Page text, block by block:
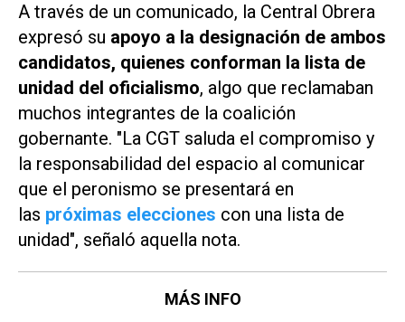
A través de un comunicado, la Central Obrera
expresó su apoyo a la designación de ambos
candidatos, quienes conforman la lista de
unidad del oficialismo, algo que reclamaban
muchos integrantes de la coalición
gobernante. "La CGT saluda el compromiso y
la responsabilidad del espacio al comunicar
que el peronismo se presentará en
las próximas elecciones con una lista de
unidad", señaló aquella nota.
MÁS INFO